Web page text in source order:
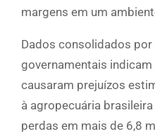
margens em um
Dados consolidados
governamentais
causaram prejuízos
à agropecuária
perdas em mais de 6,8